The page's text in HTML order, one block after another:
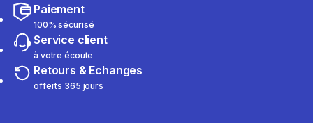
Paiement
100% sécurisé
Service client
à votre écoute
Retours & Echanges
offerts 365 jours